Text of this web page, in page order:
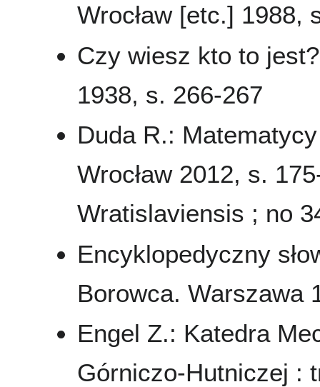
Wrocław [etc.] 1988,
Czy wiesz kto to
1938, s. 266-267
Duda R.:
Wrocław 2012, s.
Wratislaviensis ; no
Encyklopedyczny
Borowca. Warszawa
Engel Z.: Katedra
Górniczo-Hutniczej :